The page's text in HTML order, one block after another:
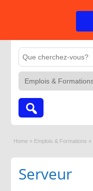
Home » Emplois & Formations »
Serveur